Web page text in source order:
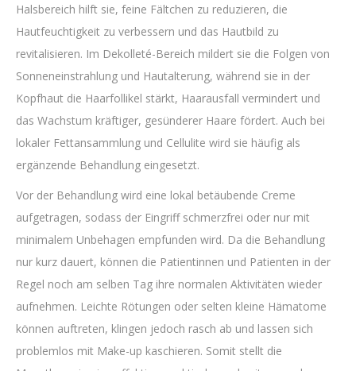
Halsbereich hilft sie, feine Fältchen zu reduzieren, die
Hautfeuchtigkeit zu verbessern und das Hautbild zu
revitalisieren. Im Dekolleté-Bereich mildert sie die Folgen von
Sonneneinstrahlung und Hautalterung, während sie in der
Kopfhaut die Haarfollikel stärkt, Haarausfall vermindert und
das Wachstum kräftiger, gesünderer Haare fördert. Auch bei
lokaler Fettansammlung und Cellulite wird sie häufig als
ergänzende Behandlung eingesetzt.
Vor der Behandlung wird eine lokal betäubende Creme
aufgetragen, sodass der Eingriff schmerzfrei oder nur mit
minimalem Unbehagen empfunden wird. Da die Behandlung
nur kurz dauert, können die Patientinnen und Patienten in der
Regel noch am selben Tag ihre normalen Aktivitäten wieder
aufnehmen. Leichte Rötungen oder selten kleine Hämatome
können auftreten, klingen jedoch rasch ab und lassen sich
problemlos mit Make-up kaschieren. Somit stellt die